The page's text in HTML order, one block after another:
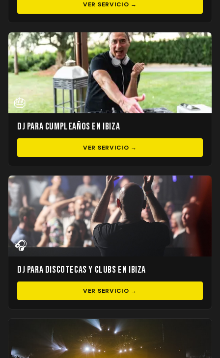
VER SERVICIO →
🎂
DJ para Cumpleaños en Ibiza
VER SERVICIO →
🎧
DJ para Discotecas y Clubs en Ibiza
VER SERVICIO →